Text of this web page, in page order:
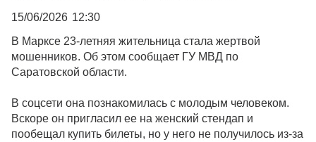
15/06/2026 12:30
В Марксе 23-летняя жительница стала жертвой
мошенников. Об этом сообщает ГУ МВД по
Саратовской области.
В соцсети она познакомилась с молодым человеком.
Вскоре он пригласил ее на женский стендап и
пообещал купить билеты, но у него не получилось из-за